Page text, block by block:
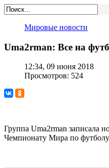
Мировые новости
Uma2rman: Все на
12:34, 09 июня 2018
Просмотров: 524
Группа Uma2rman записала
Чемпионату Мира по футболу